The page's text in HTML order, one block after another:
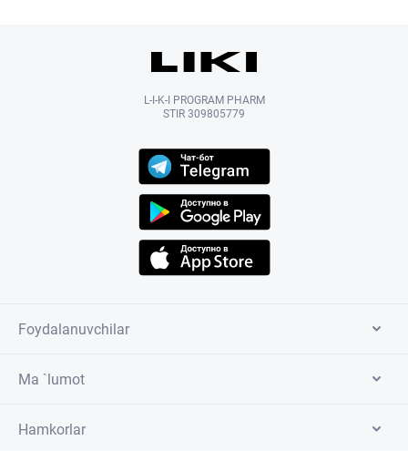
L-I-K-I PROGRAM PHARM
STIR 309805779
Foydalanuvchilar
Ma `lumot
Hamkorlar